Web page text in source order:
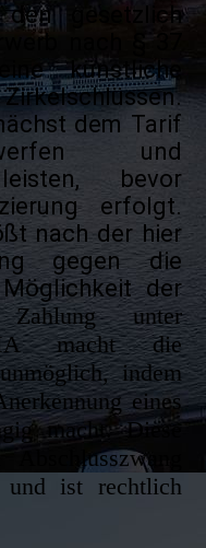
gesetzlich
nach § 37
künstliche
dem Tarif
und
bevor
erfolgt.
nach der hier
gegen die
der
unter
macht die
indem
eines
macht. Diese
ist rechtlich